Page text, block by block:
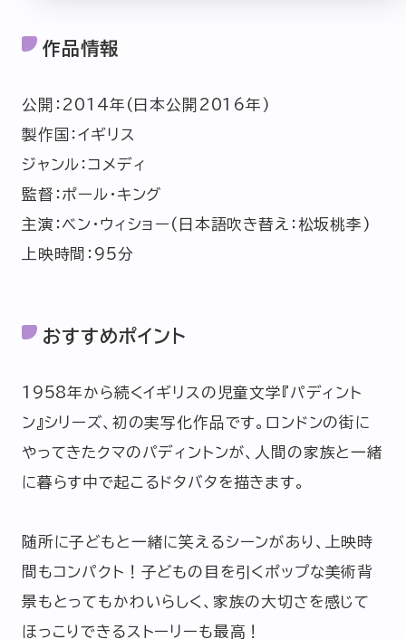
作品情報
公開：2014年(日本公開2016年)
製作国：イギリス
ジャンル：コメディ
監督：ポール・キング
主演：ベン・ウィショー(日本語吹き替え：松坂桃李)
上映時間：95分
おすすめポイント
1958年から続くイギリスの児童文学『パディント
ン』シリーズ、初の実写化作品です。ロンドンの街に
やってきたクマのパディントンが、人間の家族と一緒
に暮らす中で起こるドタバタを描きます。
随所に子どもと一緒に笑えるシーンがあり、上映時
間もコンパクト！子どもの目を引くポップな美術背
景もとってもかわいらしく、家族の大切さを感じて
ほっこりできるストーリーも最高！